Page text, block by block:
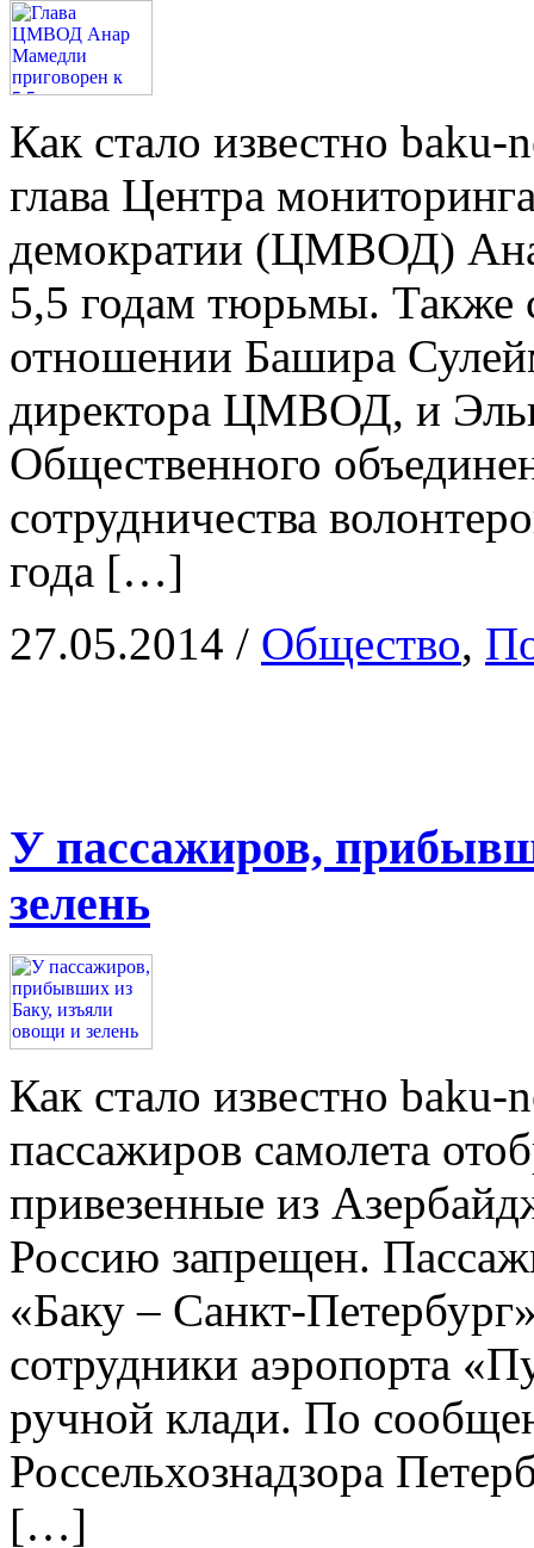
Как стало известно
глава Центра
демократии (ЦМВОД)
5,5 годам тюрьмы. Также
отношении Башира
директора ЦМВОД, и
Общественного
сотрудничества
года […]
27.05.2014 / Общество,
У пассажиров,
зелень
Как стало известно
пассажиров самолета
привезенные из
Россию запрещен.
«Баку – Санкт-
сотрудники аэропорта
ручной клади. По
Россельхознадзора
[…]